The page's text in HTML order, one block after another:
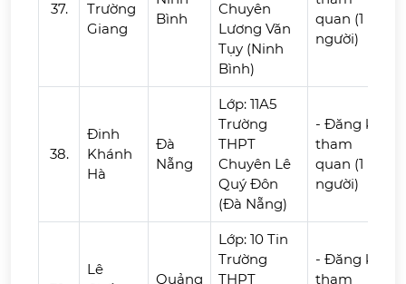
37.
Trường
Giang
Bình
Chuyên
Lương Văn
Tụy (Ninh
Bình)
quan (1
người)
38.
Đinh
Khánh
Hà
Đà
Nẵng
Lớp: 11A5
Trường
THPT
Chuyên Lê
Quý Đôn
(Đà Nẵng)
- Đăng ký
tham
quan (1
người)
Lê
Quảng
Lớp: 10 Tin
Trường
THPT
- Đăng ký
tham